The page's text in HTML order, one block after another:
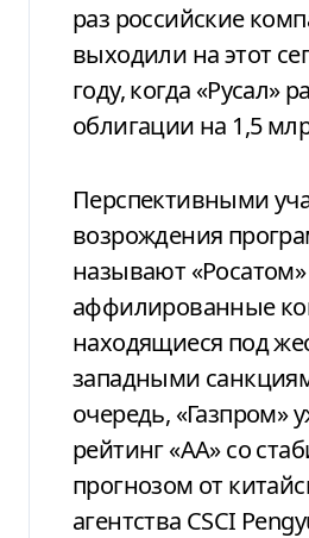
раз российские
выходили на этот
году, когда «Русал»
облигации на 1,5
Перспективными
возрождения
называют
аффилированные
находящиеся под
западными
очередь, «Газпром»
рейтинг «АА» со
прогнозом от
агентства CSCI